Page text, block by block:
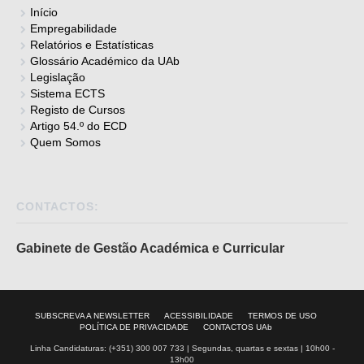
Início
Empregabilidade
Relatórios e Estatísticas
Glossário Académico da UAb
Legislação
Sistema ECTS
Registo de Cursos
Artigo 54.º do ECD
Quem Somos
CONTACTOS:
Gabinete de Gestão Académica e Curricular
SUBSCREVA A NEWSLETTER ACESSIBILIDADE
TERMOS DE USO
POLÍTICA DE PRIVACIDADE
CONTACTOS UAb
Linha Candidaturas: (+351) 300 007 733 | Segundas, quartas e sextas | 10h00 -
13h00